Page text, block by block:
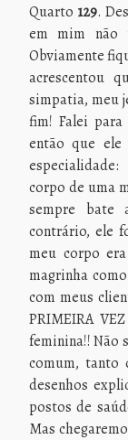
Quarto 129.
em mim não
Obviamente
acrescentou
simpatia, meu
fim! Falei
então que
corpo de uma
sempre bate
contrário, ele
meu corpo
magrinha
com meus
PRIMEIRA
feminina!! Não
comum, tanto
desenhos
postos de
Mas